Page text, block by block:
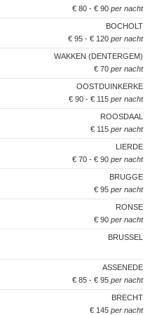
€ 80 - € 90 per nacht
BOCHOLT
€ 95 - € 120 per nacht
WAKKEN (DENTERGEM)
€ 70 per nacht
OOSTDUINKERKE
€ 90 - € 115 per nacht
ROOSDAAL
€ 115 per nacht
LIERDE
€ 70 - € 90 per nacht
BRUGGE
€ 95 per nacht
RONSE
€ 90 per nacht
BRUSSEL
ASSENEDE
€ 85 - € 95 per nacht
BRECHT
€ 145 per nacht